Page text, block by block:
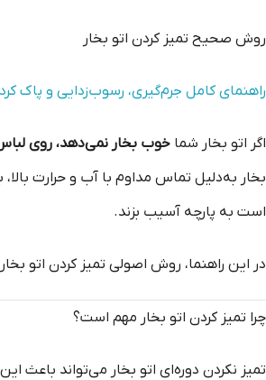
روش صحیح تمیز کردن اتو بخار
راهنمای کامل جرم‌گیری، رسوب‌زدایی و پاک
اگر اتو بخار شما خوب بخار نمی‌دهد، روی
بخار به‌دلیل تماس مداوم با آب و حرارت بالا،
است به پارچه آسیب بزند.
در این راهنما، روش اصولی تمیز کردن اتو
چرا تمیز کردن اتو بخار مهم است؟
تمیز نکردن دوره‌ای اتو بخار می‌تواند باعث